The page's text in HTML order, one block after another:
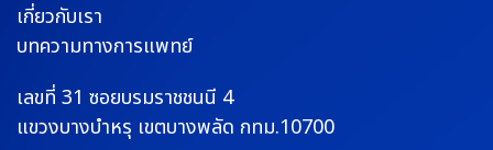
เกี่ยวกับเรา
บทความทางการแพทย์
เลขที่ 31 ซอยบรมราชชนนี 4
แขวงบางบำหรุ เขตบางพลัด กทม.10700